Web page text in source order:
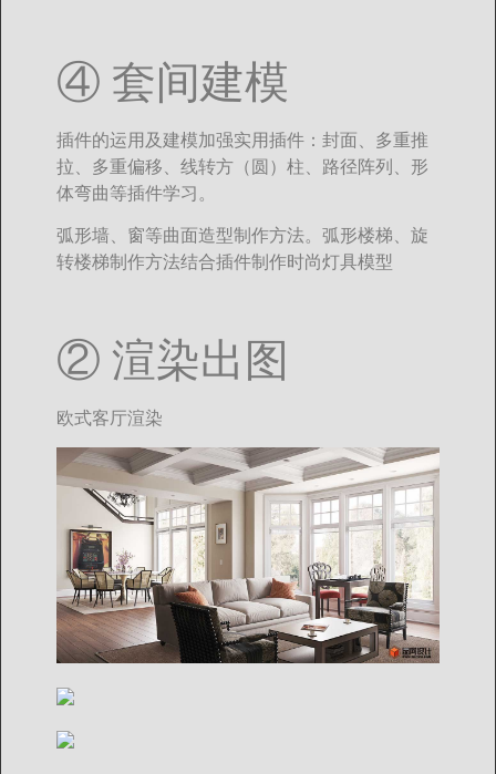
④ 套间建模
插件的运用及建模加强实用插件：封面、多重推
拉、多重偏移、线转方（圆）柱、路径阵列、形
体弯曲等插件学习。
弧形墙、窗等曲面造型制作方法。弧形楼梯、旋
转楼梯制作方法结合插件制作时尚灯具模型
② 渲染出图
欧式客厅渲染